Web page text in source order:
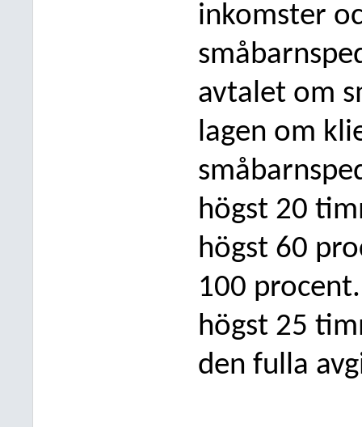
inkomster
avtalet om
lagen om
högst 20
högst 60
100
högst 25
den fulla